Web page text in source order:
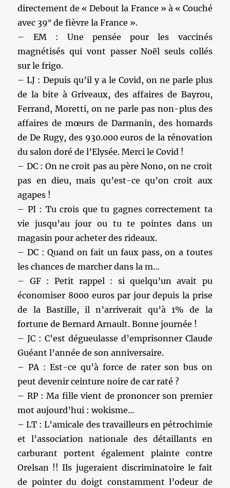
directement de « Debout la France » à « Couché
avec 39° de fièvre la France ».
– EM : Une pensée pour les vaccinés
magnétisés qui vont passer Noël seuls collés
sur le frigo.
– LJ : Depuis qu’il y a le Covid, on ne parle plus
de la bite à Griveaux, des affaires de Bayrou,
Ferrand, Moretti, on ne parle pas non-plus des
affaires de mœurs de Darmanin, des homards
de De Rugy, des 930.000 euros de la rénovation
du salon doré de l’Elysée. Merci le Covid !
– DC : On ne croit pas au père Nono, on ne croit
pas en dieu, mais qu’est-ce qu’on croit aux
agapes !
– PI : Tu crois que tu gagnes correctement ta
vie jusqu’au jour ou tu te pointes dans un
magasin pour acheter des rideaux.
– DC : Quand on fait un faux pass, on a toutes
les chances de marcher dans la m…
– GF : Petit rappel : si quelqu’un avait pu
économiser 8000 euros par jour depuis la prise
de la Bastille, il n’arriverait qu’à 1% de la
fortune de Bernard Arnault. Bonne journée !
– JC : C’est dégueulasse d’emprisonner Claude
Guéant l’année de son anniversaire.
– PA : Est-ce qu’à force de rater son bus on
peut devenir ceinture noire de car raté ?
– RP : Ma fille vient de prononcer son premier
mot aujourd’hui : wokisme…
– LT : L’amicale des travailleurs en pétrochimie
et l’association nationale des détaillants en
carburant portent également plainte contre
Orelsan !! Ils jugeraient discriminatoire le fait
de pointer du doigt constamment l’odeur de